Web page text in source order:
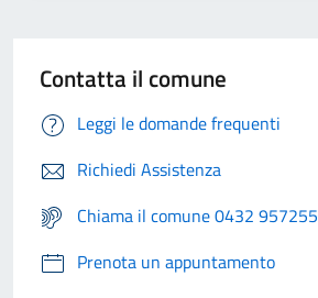
Contatta il comune
Leggi le domande frequenti
Richiedi Assistenza
Chiama il comune 0432 957255
Prenota un appuntamento